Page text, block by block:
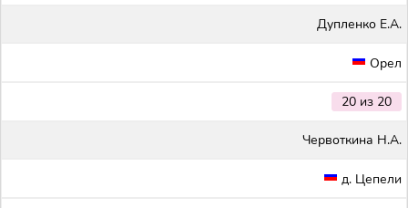
Дупленко Е.А.
Орел
20 из 20
Червоткина Н.А.
д. Цепели